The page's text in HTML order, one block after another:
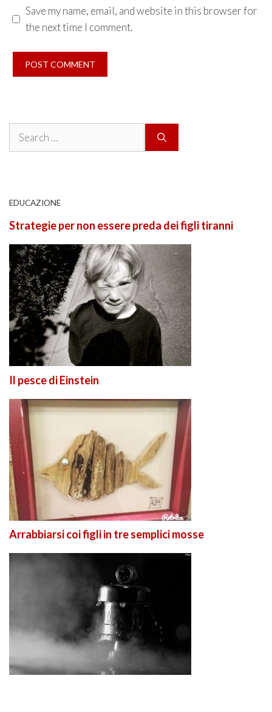
Save my name, email, and website in this browser for
the next time I comment.
Search
EDUCAZIONE
Strategie per non essere preda dei figli tiranni
Il pesce di Einstein
Arrabbiarsi coi figli in tre semplici mosse